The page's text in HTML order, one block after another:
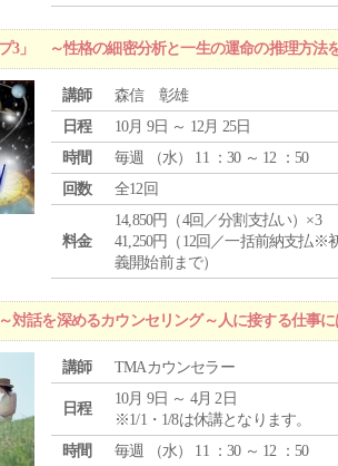
3」 ～性格の細密分析と一生の運命の推理方法
講師
森信 彰雄
日程
10月 9日 ～ 12月 25日
時間
毎週 （水） 11 ：30 ～ 12 ：50
回数
全12回
料金
14,850円（4回／分割支払い）×3
41,250円（12回／一括前納支払※
義開始前まで）
対話を深めるカウンセリング～人に接する仕事
講師 TMAカウンセラー
日程
10月 9日 ～ 4月 2日
※1/1・1/8は休講となります。
時間
毎週 （水） 11 ：30 ～ 12 ：50